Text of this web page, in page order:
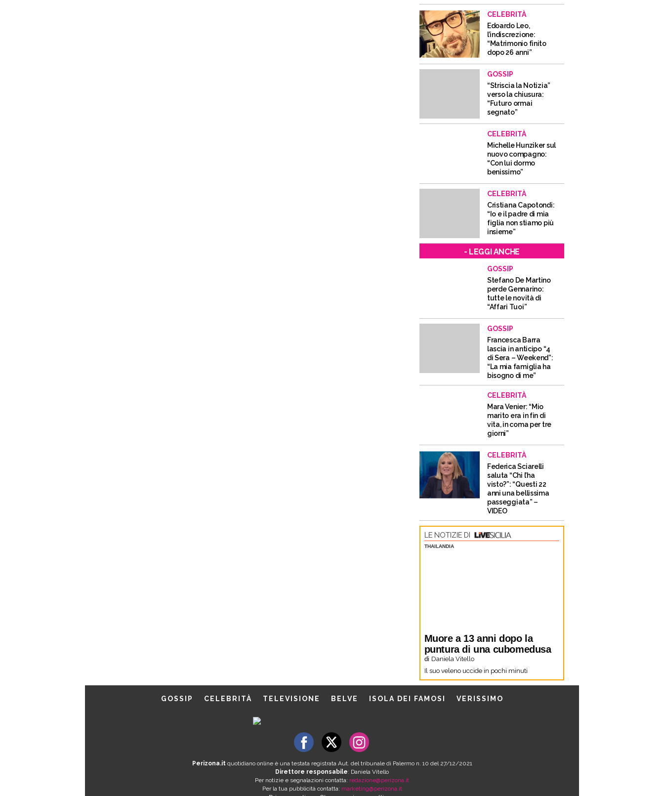
CELEBRITÀ
Edoardo Leo,
l’indiscrezione:
“Matrimonio finito
dopo 26 anni”
GOSSIP
“Striscia la Notizia”
verso la chiusura:
“Futuro ormai
segnato”
CELEBRITÀ
Michelle Hunziker sul
nuovo compagno:
“Con lui dormo
benissimo”
CELEBRITÀ
Cristiana Capotondi:
“Io e il padre di mia
figlia non stiamo più
insieme”
- LEGGI ANCHE
GOSSIP
Stefano De Martino
perde Gennarino:
tutte le novità di
“Affari Tuoi”
GOSSIP
Francesca Barra
lascia in anticipo “4
di Sera – Weekend”:
“La mia famiglia ha
bisogno di me”
CELEBRITÀ
Mara Venier: “Mio
marito era in fin di
vita, in coma per tre
giorni”
CELEBRITÀ
Federica Sciarelli
saluta “Chi l’ha
visto?”: “Questi 22
anni una bellissima
passeggiata” –
VIDEO
LE NOTIZIE DI
THAILANDIA
Muore a 13 anni dopo la
puntura di una cubomedusa
di Daniela Vitello
Il suo veleno uccide in pochi minuti
GOSSIP CELEBRITÀ TELEVISIONE BELVE ISOLA DEI FAMOSI VERISSIMO
Perizona.itquotidiano online è una testata registrata Aut. del tribunale di Palermo n. 10 del 27/12/2021
Direttore responsabile: Daniela Vitello
Per notizie e segnalazioni contatta: redazione@perizona.it
Per la tua pubblicità contatta: marketing@perizona.it